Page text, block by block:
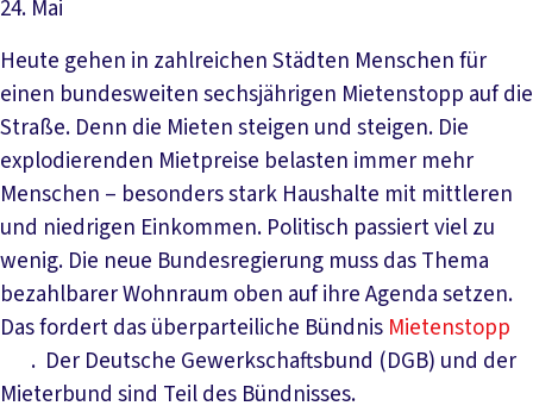
24. Mai
Heute gehen in zahlreichen Städten Menschen für
einen bundesweiten sechsjährigen Mietenstopp auf die
Straße. Denn die Mieten steigen und steigen. Die
explodierenden Mietpreise belasten immer mehr
Menschen – besonders stark Haushalte mit mittleren
und niedrigen Einkommen. Politisch passiert viel zu
wenig. Die neue Bundesregierung muss das Thema
bezahlbarer Wohnraum oben auf ihre Agenda setzen.
Das fordert das überparteiliche Bündnis Mietenstopp
. Der Deutsche Gewerkschaftsbund (DGB) und der
Mieterbund sind Teil des Bündnisses.